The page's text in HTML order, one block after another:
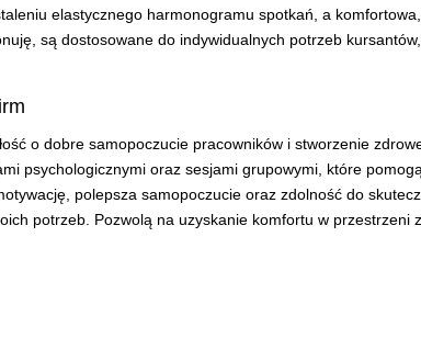
elastycznego harmonogramu spotkań, a
są dostosowane do indywidualnych potrzeb
o dobre samopoczucie pracowników i stworzenie
psychologicznymi oraz sesjami grupowymi, które
polepsza samopoczucie oraz zdolność do
potrzeb. Pozwolą na uzyskanie komfortu w przestrzeni